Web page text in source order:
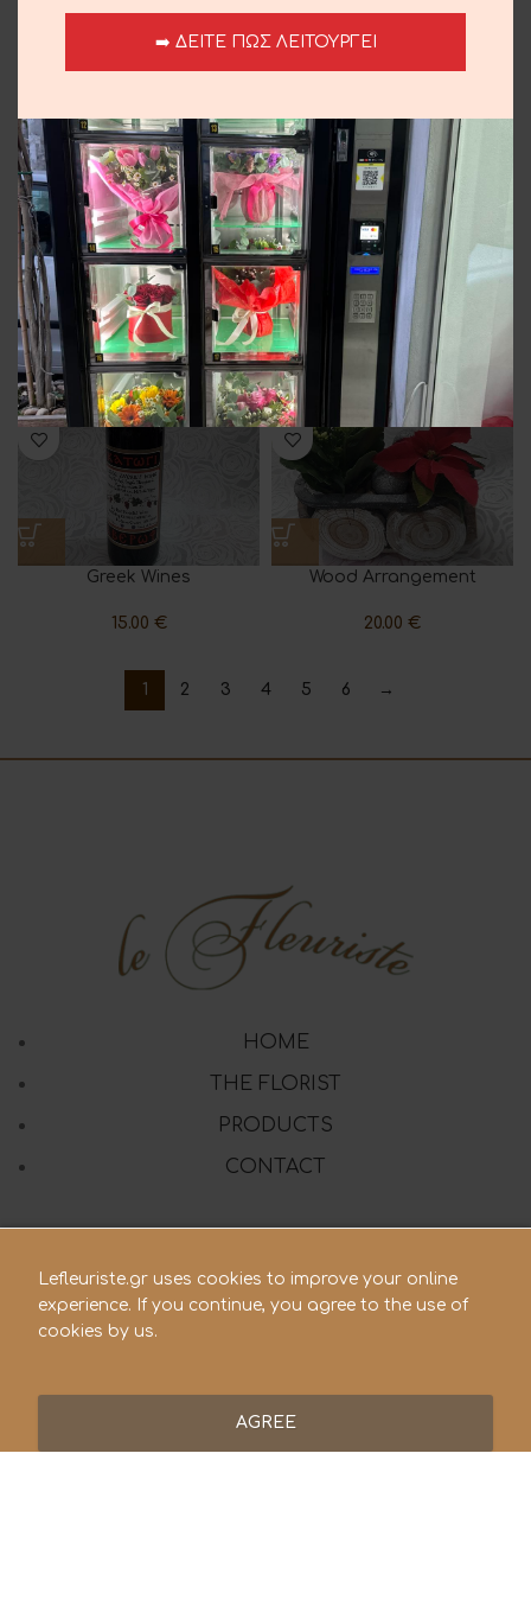
Plant Arrangement
13.00€
Chocolate Ferrero Rocher
15.00 €
Greek Wines
15.00 €
Wood Arrangement
20.00 €
1 2 3 4 5 6 →
HOME
THE FLORIST
PRODUCTS
CONTACT
210 28.21.119
Lefleuriste.gr uses cookies to improve your online
experience. If you continue, you agree to the use of
cookies by us.
AGREE
➡️ ΔΕΙΤΕ ΠΩΣ ΛΕΙΤΟΥΡΓΕΙ